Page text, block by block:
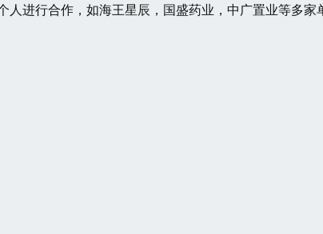
进行合作，如海王星辰，国盛药业，中广置业等多家